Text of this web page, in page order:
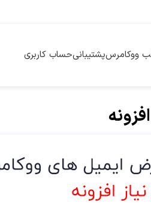
ووکامرسپشتیبانیحساب کاربری